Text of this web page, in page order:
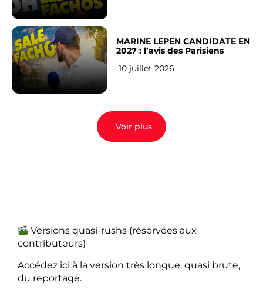
MARINE LEPEN CANDIDATE EN
2027 : l’avis des Parisiens
10 juillet 2026
Voir plus
Versions quasi-rushs (réservées aux
contributeurs)
Accédez ici à la version très longue, quasi brute,
du reportage.